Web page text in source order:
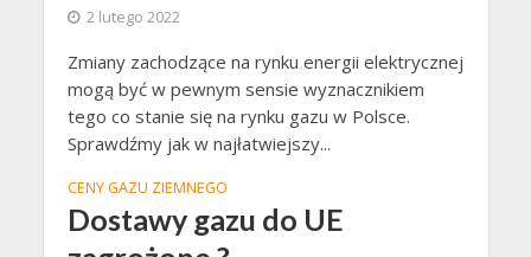
2 lutego 2022
Zmiany zachodzące na rynku energii elektrycznej
mogą być w pewnym sensie wyznacznikiem
tego co stanie się na rynku gazu w Polsce.
Sprawdźmy jak w najłatwiejszy...
CENY GAZU ZIEMNEGO
Dostawy gazu do UE